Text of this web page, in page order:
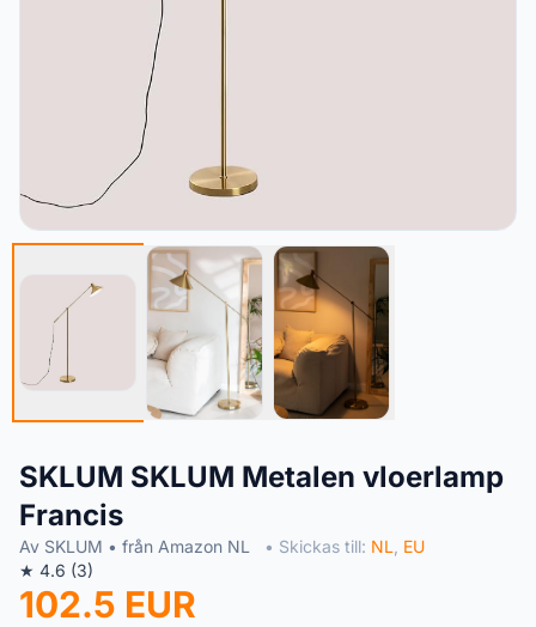
SKLUM SKLUM Metalen vloerlamp
Francis
Av SKLUM • från Amazon NL • Skickas till: NL EU
★ 4.6 (3)
102.5 EUR